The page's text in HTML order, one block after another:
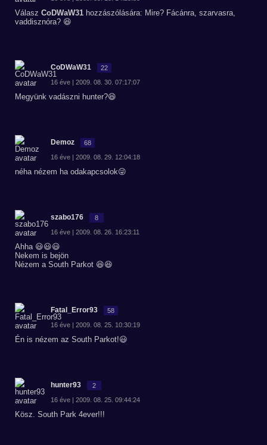
Válasz CoDWaW31 hozzászólására: Mire? Fácánra, szarvasra,
vaddisznóra? 😆
CoDWaW31 22
16 éve | 2009. 08. 30. 07:17:07
Megyünk vadászni hunter?😆
Demoz 68
16 éve | 2009. 08. 29. 12:04:18
néha nézem ha odakapcsolok😜
szabo176 8
16 éve | 2009. 08. 26. 16:23:11
Ahha 😃😃😃
Nekem is bejön
Nézem a South Parkot 😆😆
Fatal_Error93 58
16 éve | 2009. 08. 25. 10:30:19
Én is nézem az South Parkot!😃
hunter93 2
16 éve | 2009. 08. 25. 09:44:24
Kösz. South Park 4ever!!!